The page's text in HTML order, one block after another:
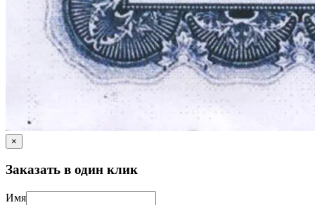
×
Заказать в один клик
Имя